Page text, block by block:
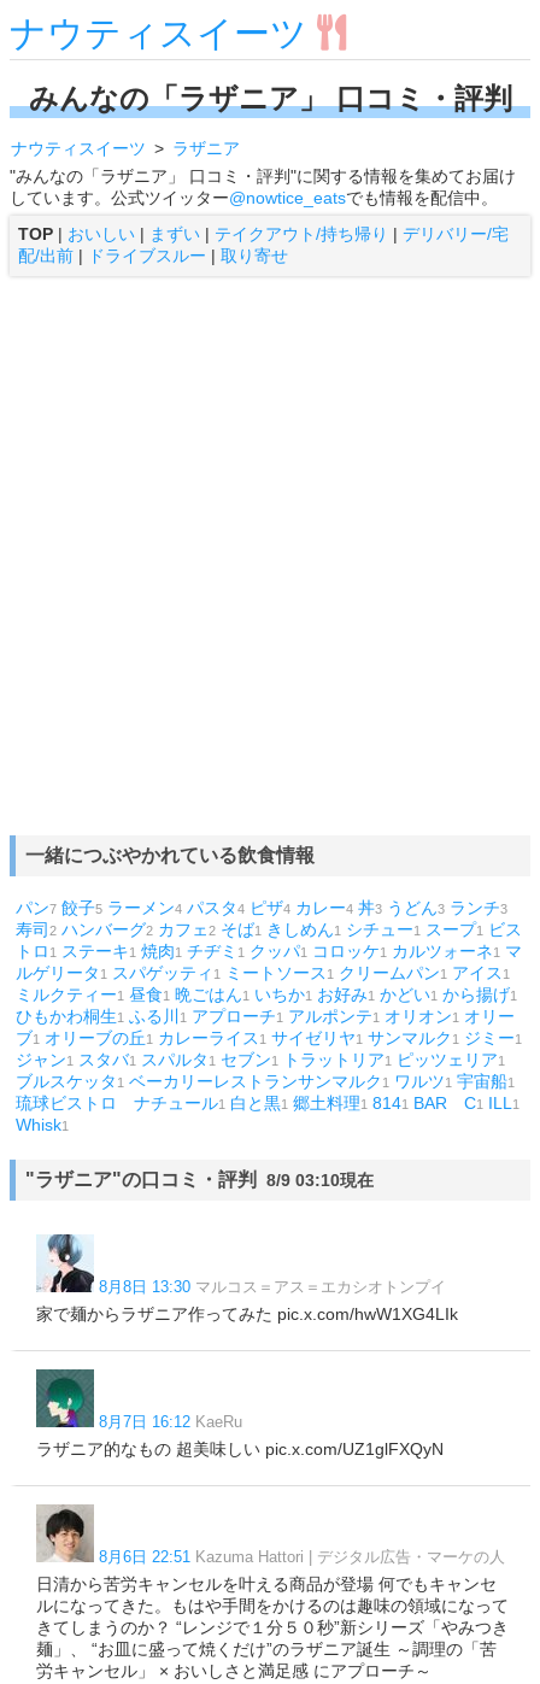
ナウティスイーツ
みんなの「ラザニア」 口コミ・評判
ナウティスイーツ
ラザニア
"みんなの「ラザニア」 口コミ・評判"に関する情報を集めてお届け
しています。公式ツイッター@nowtice_eatsでも情報を配信中。
TOP | おいしい | まずい | テイクアウト/持ち帰り | デリバリー/宅
配/出前 | ドライブスルー | 取り寄せ
一緒につぶやかれている飲食情報
パン7 餃子5 ラーメン4 パスタ4 ピザ4 カレー4 丼3 うどん3 ランチ3
寿司 2 ハンバーグ2 カフェ2 そば1 きしめん1 シチュー1 スープ1
ビス
トロ 1 ステーキ1 焼肉1 チヂミ 1 クッパ1 コロッケ1 カルツォーネ1
マ
ルゲリータ 1 スパゲッティ 1 ミートソース 1 クリームパン1 アイス 1
ミルクティー1 昼食1 晩ごはん1 いちか1 お好み1 かどい1 から揚げ1
ひもかわ桐生1 ふる川 1 アプローチ1 アルポンテ1 オリオン1
オリー
ブ1 オリーブの丘1 カレーライス 1 サイゼリヤ1 サンマルク 1 ジミー1
ジャン1 スタバ1 スパルタ 1 セブン1 トラットリア1 ピッツェリア1
ブルスケッタ 1 ベーカリーレストランサンマルク 1 ワルツ1 宇宙船1
琉球ビストロ ナチュール1 白と黒1 郷土料理1 8141 BAR C1 ILL1
Whisk1
"ラザニア"の口コミ・評判 8/9 03:10現在
8月8日 13:30 マルコス＝アス＝エカシオトンプイ
家で麺からラザニア作ってみた pic.x.com/hwW1XG4LIk
8月7日 16:12 KaeRu
ラザニア的なもの 超美味しい pic.x.com/UZ1glFXQyN
8月6日 22:51 Kazuma Hattori | デジタル広告・マーケの人
日清から苦労キャンセルを叶える商品が登場 何でもキャンセ
ルになってきた。もはや手間をかけるのは趣味の領域になって
きてしまうのか？ “レンジで１分５０秒”新シリーズ「やみつき
麺」、 “お皿に盛って焼くだけ”のラザニア誕生 ～調理の「苦
労キャンセル」 × おいしさと満足感 にアプローチ～